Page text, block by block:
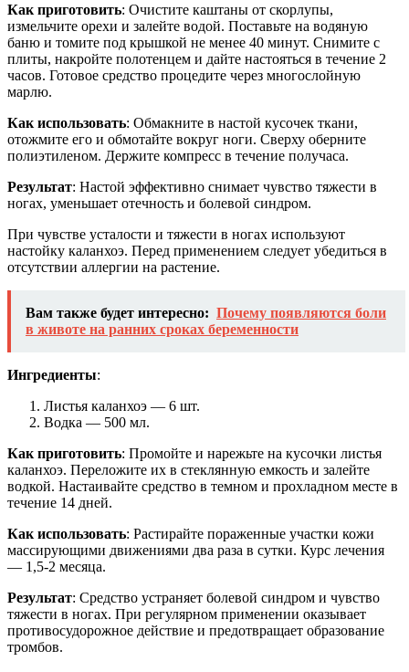
Как приготовить: Очистите каштаны от скорлупы,
измельчите орехи и залейте водой. Поставьте на водяную
баню и томите под крышкой не менее 40 минут. Снимите с
плиты, накройте полотенцем и дайте настояться в течение 2
часов. Готовое средство процедите через многослойную
марлю.
Как использовать: Обмакните в настой кусочек ткани,
отожмите его и обмотайте вокруг ноги. Сверху оберните
полиэтиленом. Держите компресс в течение получаса.
Результат: Настой эффективно снимает чувство тяжести в
ногах, уменьшает отечность и болевой синдром.
При чувстве усталости и тяжести в ногах используют
настойку каланхоэ. Перед применением следует убедиться в
отсутствии аллергии на растение.
Вам также будет интересно: Почему появляются боли
в животе на ранних сроках беременности
Ингредиенты:
Листья каланхоэ — 6 шт.
Водка — 500 мл.
Как приготовить: Промойте и нарежьте на кусочки листья
каланхоэ. Переложите их в стеклянную емкость и залейте
водкой. Настаивайте средство в темном и прохладном месте в
течение 14 дней.
Как использовать: Растирайте пораженные участки кожи
массирующими движениями два раза в сутки. Курс лечения
— 1,5-2 месяца.
Результат: Средство устраняет болевой синдром и чувство
тяжести в ногах. При регулярном применении оказывает
противосудорожное действие и предотвращает образование
тромбов.